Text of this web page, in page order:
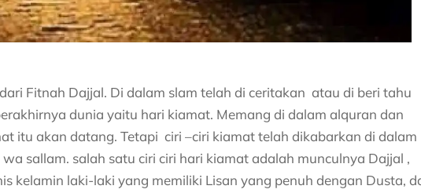
Fitnah Dajjal. Di dalam slam telah di ceritakan atau di beri tahu
dunia yaitu hari kiamat. Memang di dalam alquran dan
itu akan datang. Tetapi ciri –ciri kiamat telah dikabarkan di dalam
sallam. salah satu ciri ciri hari kiamat adalah munculnya Dajjal ,
kelamin laki-laki yang memiliki Lisan yang penuh dengan Dusta,